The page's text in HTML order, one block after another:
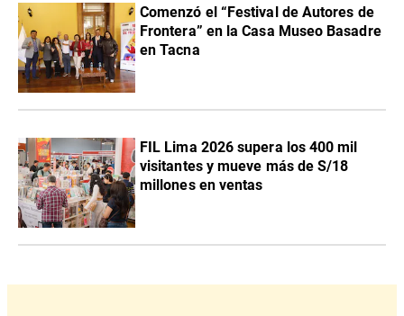
Comenzó el “Festival de Autores de
Frontera” en la Casa Museo Basadre
en Tacna
FIL Lima 2026 supera los 400 mil
visitantes y mueve más de S/18
millones en ventas